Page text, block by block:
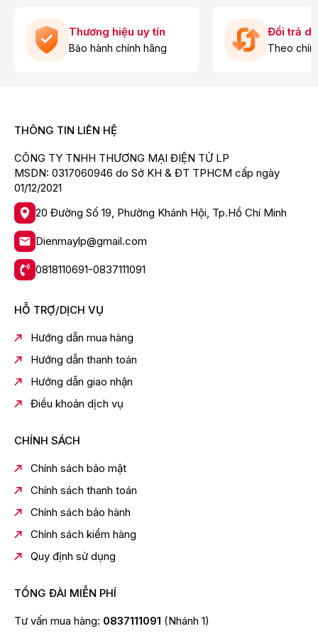
Động cơ - Công nghệ tiết kiệm điện
- Máy giặt sấy WDQA1043BT có động cơ không chổi
than BLDC bền bỉ, tiết kiệm điện năng, vận hành êm ái.
đến khả năng vận hành êm ái và nhẹ nhàng cũng như
tiết kiệm hiệu quả điện năng trong quá trình sử dụng.
- Nhãn năng lượng chuẩn 5 sao, hiệu suất năng lượng
là 28 Wh/kg.
*Hình ảnh chỉ mang tính chất minh họa
Tiện ích
Người dùng có thể "nhẹ gánh" việc giặt giũ nhờ nhiều
các nút trên máy giặt trong lúc máy đang chạy, đảm
bảo an toàn cao.
điều khiển máy giặt từ xa cực kì tiện lợi.
- Và giữ được quần áo cả gia đình tinh tươm, đặc biệt là
trong những ngày mưa dầm với tiện ích giặt hơi
Thương hiệu uy tín
Bảo hành chính hãng
Đổi trả
Theo
THÔNG TIN LIÊN HỆ
CÔNG TY TNHH THƯƠNG MẠI ĐIỆN TỬ LP
MSDN: 0317060946 do Sở KH & ĐT TPHCM cấp ngày
01/12/2021
20 Đường Số 19, Phường Khánh Hội, Tp.Hồ Chí Minh
Dienmaylp@gmail.com
0818110691-0837111091
HỖ TRỢ/DỊCH VỤ
Hướng dẫn mua hàng
Hướng dẫn thanh toán
Hướng dẫn giao nhận
Điều khoản dịch vụ
CHÍNH SÁCH
Chính sách bảo mật
Chính sách thanh toán
Chính sách bảo hành
Chính sách kiểm hàng
Quy định sử dụng
TỔNG ĐÀI MIỄN PHÍ
Tư vấn mua hàng: 0837111091 (Nhánh 1)